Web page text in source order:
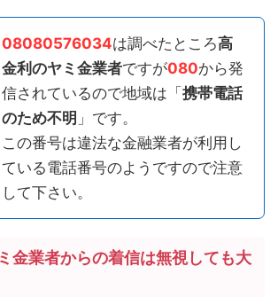
08080576034は調べたところ高
金利のヤミ金業者ですが080から発
信されているので地域は「 携帯電話
のため不明 」です。
この番号は違法な金融業者が利用し
ている電話番号のようですので注意
して下さい。
金業者からの着信は無視しても大